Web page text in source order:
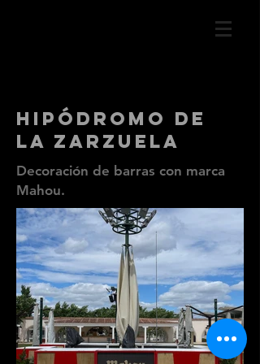
hipódromo de
la zarzuela
Decoración de barras con marca
Mahou.